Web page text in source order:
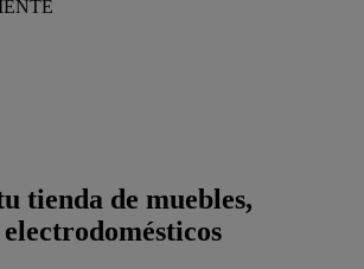
tienda de muebles,